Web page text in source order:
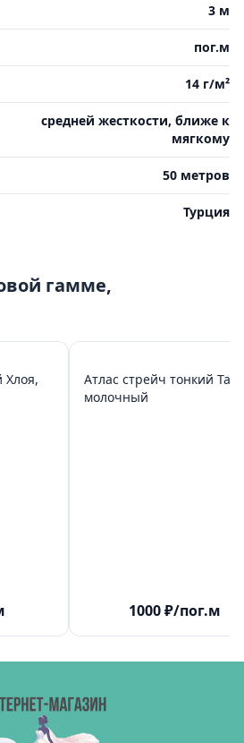
3 м
пог.м
14 г/м²
средней жесткости, ближе к
мягкому
50 метров
Турция
гамме,
Хлоя,
Атлас стрейч тонкий
молочный
1000₽/пог.м